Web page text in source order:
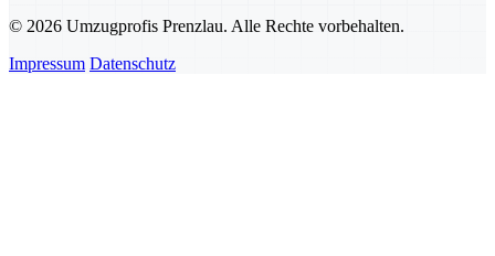
© 2026 Umzugprofis Prenzlau. Alle Rechte vorbehalten.
Impressum Datenschutz